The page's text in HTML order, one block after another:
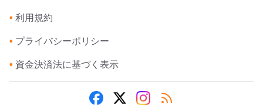
• 利用規約
• プライバシーポリシー
• 資金決済法に基づく表示